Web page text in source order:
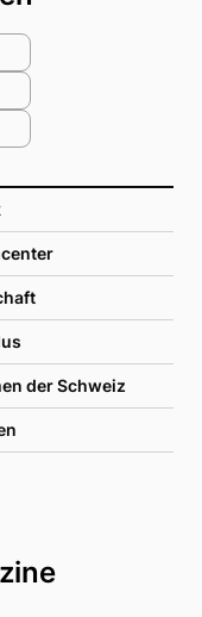
der Schweiz